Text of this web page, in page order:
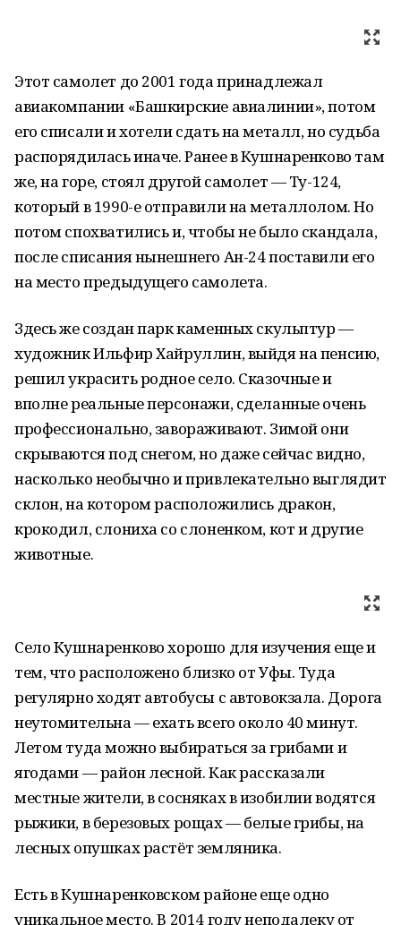
Этот самолет до 2001 года принадлежал
авиакомпании «Башкирские авиалинии», потом
его списали и хотели сдать на металл, но судьба
распорядилась иначе. Ранее в Кушнаренково там
же, на горе, стоял другой самолет — Ту-124,
который в 1990-е отправили на металлолом. Но
потом спохватились и, чтобы не было скандала,
после списания нынешнего Ан-24 поставили его
на место предыдущего самолета.
Здесь же создан парк каменных скульптур —
художник Ильфир Хайруллин, выйдя на пенсию,
решил украсить родное село. Сказочные и
вполне реальные персонажи, сделанные очень
профессионально, завораживают. Зимой они
скрываются под снегом, но даже сейчас видно,
насколько необычно и привлекательно выглядит
склон, на котором расположились дракон,
крокодил, слониха со слоненком, кот и другие
животные.
Село Кушнаренково хорошо для изучения еще и
тем, что расположено близко от Уфы. Туда
регулярно ходят автобусы с автовокзала. Дорога
неутомительна — ехать всего около 40 минут.
Летом туда можно выбираться за грибами и
ягодами — район лесной. Как рассказали
местные жители, в сосняках в изобилии водятся
рыжики, в березовых рощах — белые грибы, на
лесных опушках растёт земляника.
Есть в Кушнаренковском районе еще одно
уникальное место. В 2014 году неподалеку от